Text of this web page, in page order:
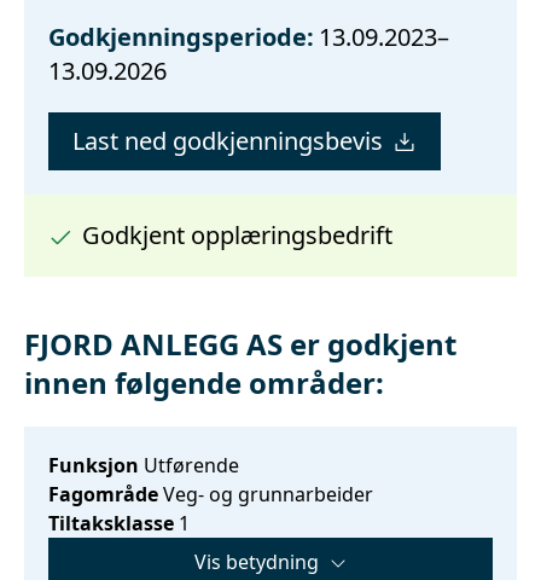
Godkjenningsperiode: 13.09.2023–
13.09.2026
Last ned godkjenningsbevis
Godkjent opplæringsbedrift
FJORD ANLEGG AS er godkjent
innen følgende områder:
Funksjon Utførende
FagområdeVeg- og grunnarbeider
Tiltaksklasse 1
Vis betydning